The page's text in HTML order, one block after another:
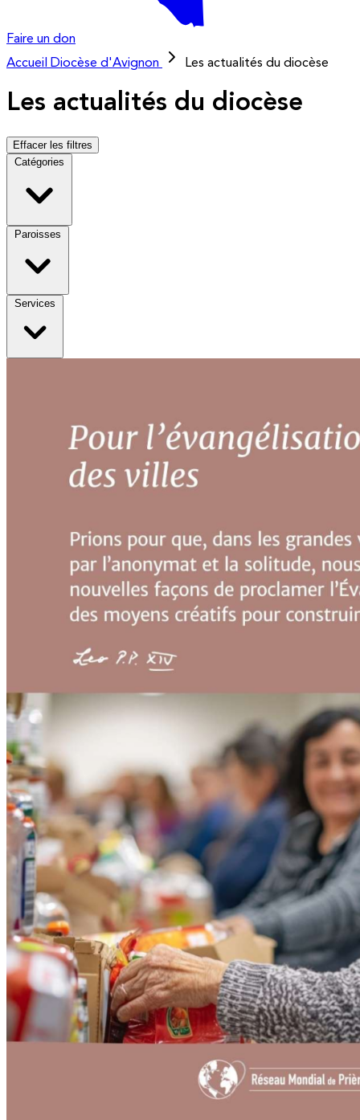
Faire un don
Accueil
Diocèse d'Avignon Les actualités du diocèse
Les actualités du diocèse
Effacer les filtres
Catégories
Paroisses
Services